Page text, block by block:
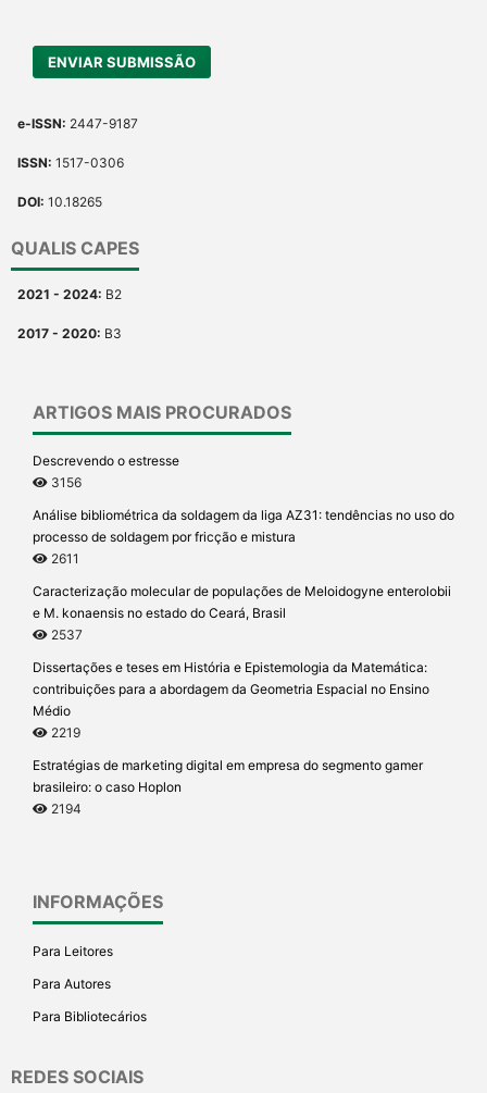
ENVIAR SUBMISSÃO
e-ISSN: 2447-9187
ISSN: 1517-0306
DOI: 10.18265
QUALIS CAPES
2021 - 2024: B2
2017 - 2020: B3
ARTIGOS MAIS PROCURADOS
Descrevendo o estresse
3156
Análise bibliométrica da soldagem da liga AZ31: tendências no uso do
processo de soldagem por fricção e mistura
2611
Caracterização molecular de populações de Meloidogyne enterolobii
e M. konaensis no estado do Ceará, Brasil
2537
Dissertações e teses em História e Epistemologia da Matemática:
contribuições para a abordagem da Geometria Espacial no Ensino
Médio
2219
Estratégias de marketing digital em empresa do segmento gamer
brasileiro: o caso Hoplon
2194
INFORMAÇÕES
Para Leitores
Para Autores
Para Bibliotecários
REDES SOCIAIS